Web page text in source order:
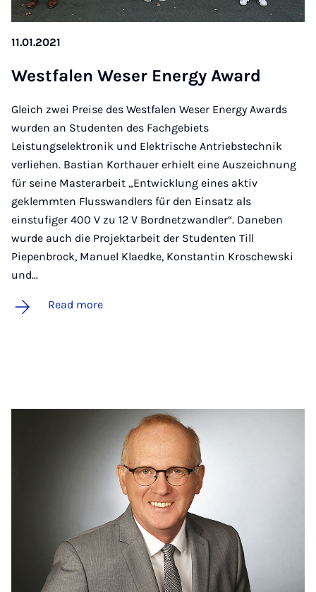
11.01.2021
West­falen Weser En­ergy Award
Gleich zwei Preise des Westfalen Weser Energy Awards
wurden an Studenten des Fachgebiets
Leistungselektronik und Elektrische Antriebstechnik
verliehen. Bastian Korthauer erhielt eine Auszeichnung
für seine Masterarbeit „Entwicklung eines aktiv
geklemmten Flusswandlers für den Einsatz als
einstufiger 400 V zu 12 V Bordnetzwandler“. Daneben
wurde auch die Projektarbeit der Studenten Till
Piepenbrock, Manuel Klaedke, Konstantin Kroschewski
und…
Read more